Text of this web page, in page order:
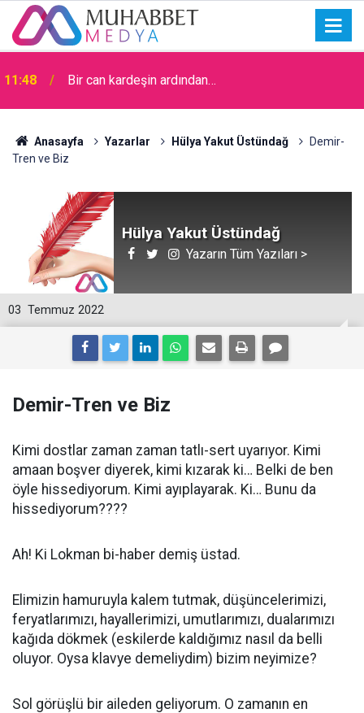
11:48 Bir can kardeşin ardından…
Anasayfa Yazarlar Hülya Yakut Üstündağ
Demir-
Tren ve Biz
Hülya Yakut Üstündağ
Yazarın Tüm Yazıları >
03 Temmuz 2022
Demir-Tren ve Biz
Kimi dostlar zaman zaman tatlı-sert uyarıyor. Kimi
amaan boşver diyerek, kimi kızarak ki… Belki de ben
öyle hissediyorum. Kimi ayıplayarak. Ki… Bunu da
hissediyorum????
Ah! Ki Lokman bi-haber demiş üstad.
Elimizin hamuruyla kalem tutmak, düşüncelerimizi,
feryatlarımızı, hayallerimizi, umutlarımızı, dualarımızı
kağıda dökmek (eskilerde kaldığımız nasıl da belli
oluyor. Oysa klavye demeliydim) bizim neyimize?
Sol görüşlü bir aileden geliyorum. O zamanın en